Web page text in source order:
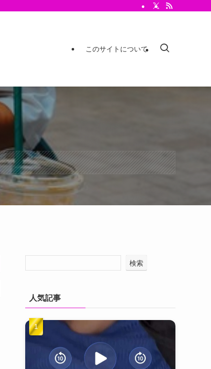
このサイトについて
検索
人気記事